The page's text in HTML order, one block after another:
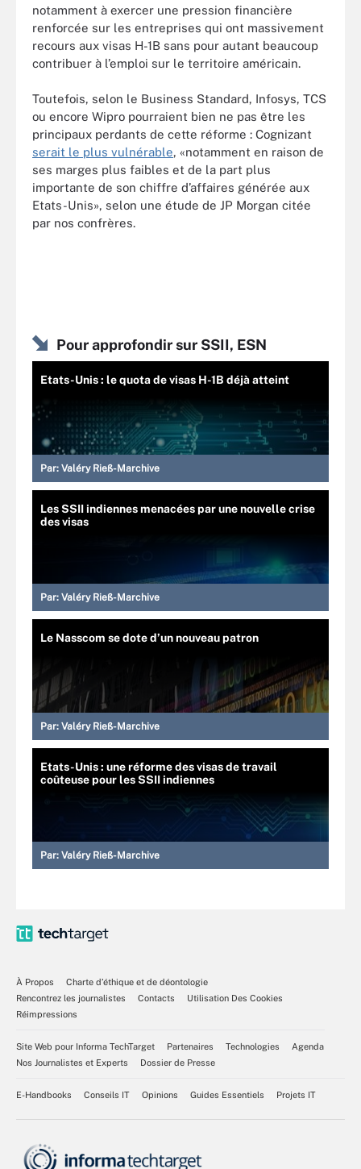
notamment à exercer une pression financière
renforcée sur les entreprises qui ont massivement
recours aux visas H-1B sans pour autant beaucoup
contribuer à l’emploi sur le territoire américain.
Toutefois, selon le Business Standard, Infosys, TCS
ou encore Wipro pourraient bien ne pas être les
principaux perdants de cette réforme : Cognizant
serait le plus vulnérable, «notamment en raison de
ses marges plus faibles et de la part plus
importante de son chiffre d’affaires générée aux
Etats-Unis», selon une étude de JP Morgan citée
par nos confrères.
Pour approfondir sur SSII, ESN
Etats-Unis : le quota de visas H-1B déjà atteint
Par: Valéry Rieß-Marchive
Les SSII indiennes menacées par une nouvelle crise
des visas
Par: Valéry Rieß-Marchive
Le Nasscom se dote d’un nouveau patron
Par: Valéry Rieß-Marchive
Etats-Unis : une réforme des visas de travail
coûteuse pour les SSII indiennes
Par: Valéry Rieß-Marchive
À Propos
Charte d’éthique et de déontologie
Rencontrez les journalistes
Contacts
Utilisation Des Cookies
Réimpressions
Site Web pour Informa TechTarget Partenaires Technologies
Agenda
Nos Journalistes et Experts
Dossier de Presse
E-Handbooks Conseils IT Opinions Guides Essentiels Projets IT